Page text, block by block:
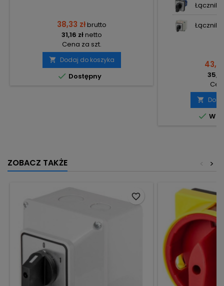
38,33 złbrutto
31,16 złnetto
Cena za szt.
 Dodaj do koszyka
 Dostępny
Łącznik
Łącznik

 W
ZOBACZ TAKŻE >
<
favorite_border